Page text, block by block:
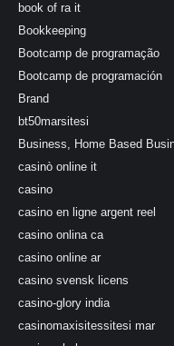
book of ra it
Bookkeeping
Bootcamp de programação
Bootcamp de programación
Brand
bt50marsitesi
Business, Home Based
casinò online it
casino
casino en ligne argent reel
casino onlina ca
casino online ar
casino svensk licens
casino-glory india
casinomaxisitessitesi mar